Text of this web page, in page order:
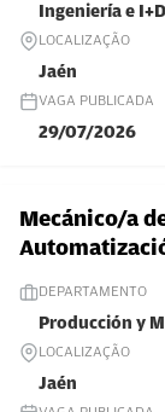
Ingeniería e I+D
LOCALIZAÇÃO
Jaén
VAGA PUBLICADA
29/07/2026
Mecánico/a
DEPARTAMENTO
Producción y
LOCALIZAÇÃO
Jaén